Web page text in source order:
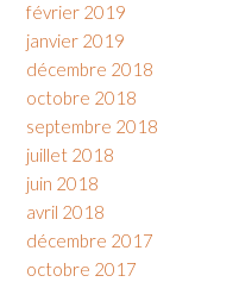
février 2019
janvier 2019
décembre 2018
octobre 2018
septembre 2018
juillet 2018
juin 2018
avril 2018
décembre 2017
octobre 2017